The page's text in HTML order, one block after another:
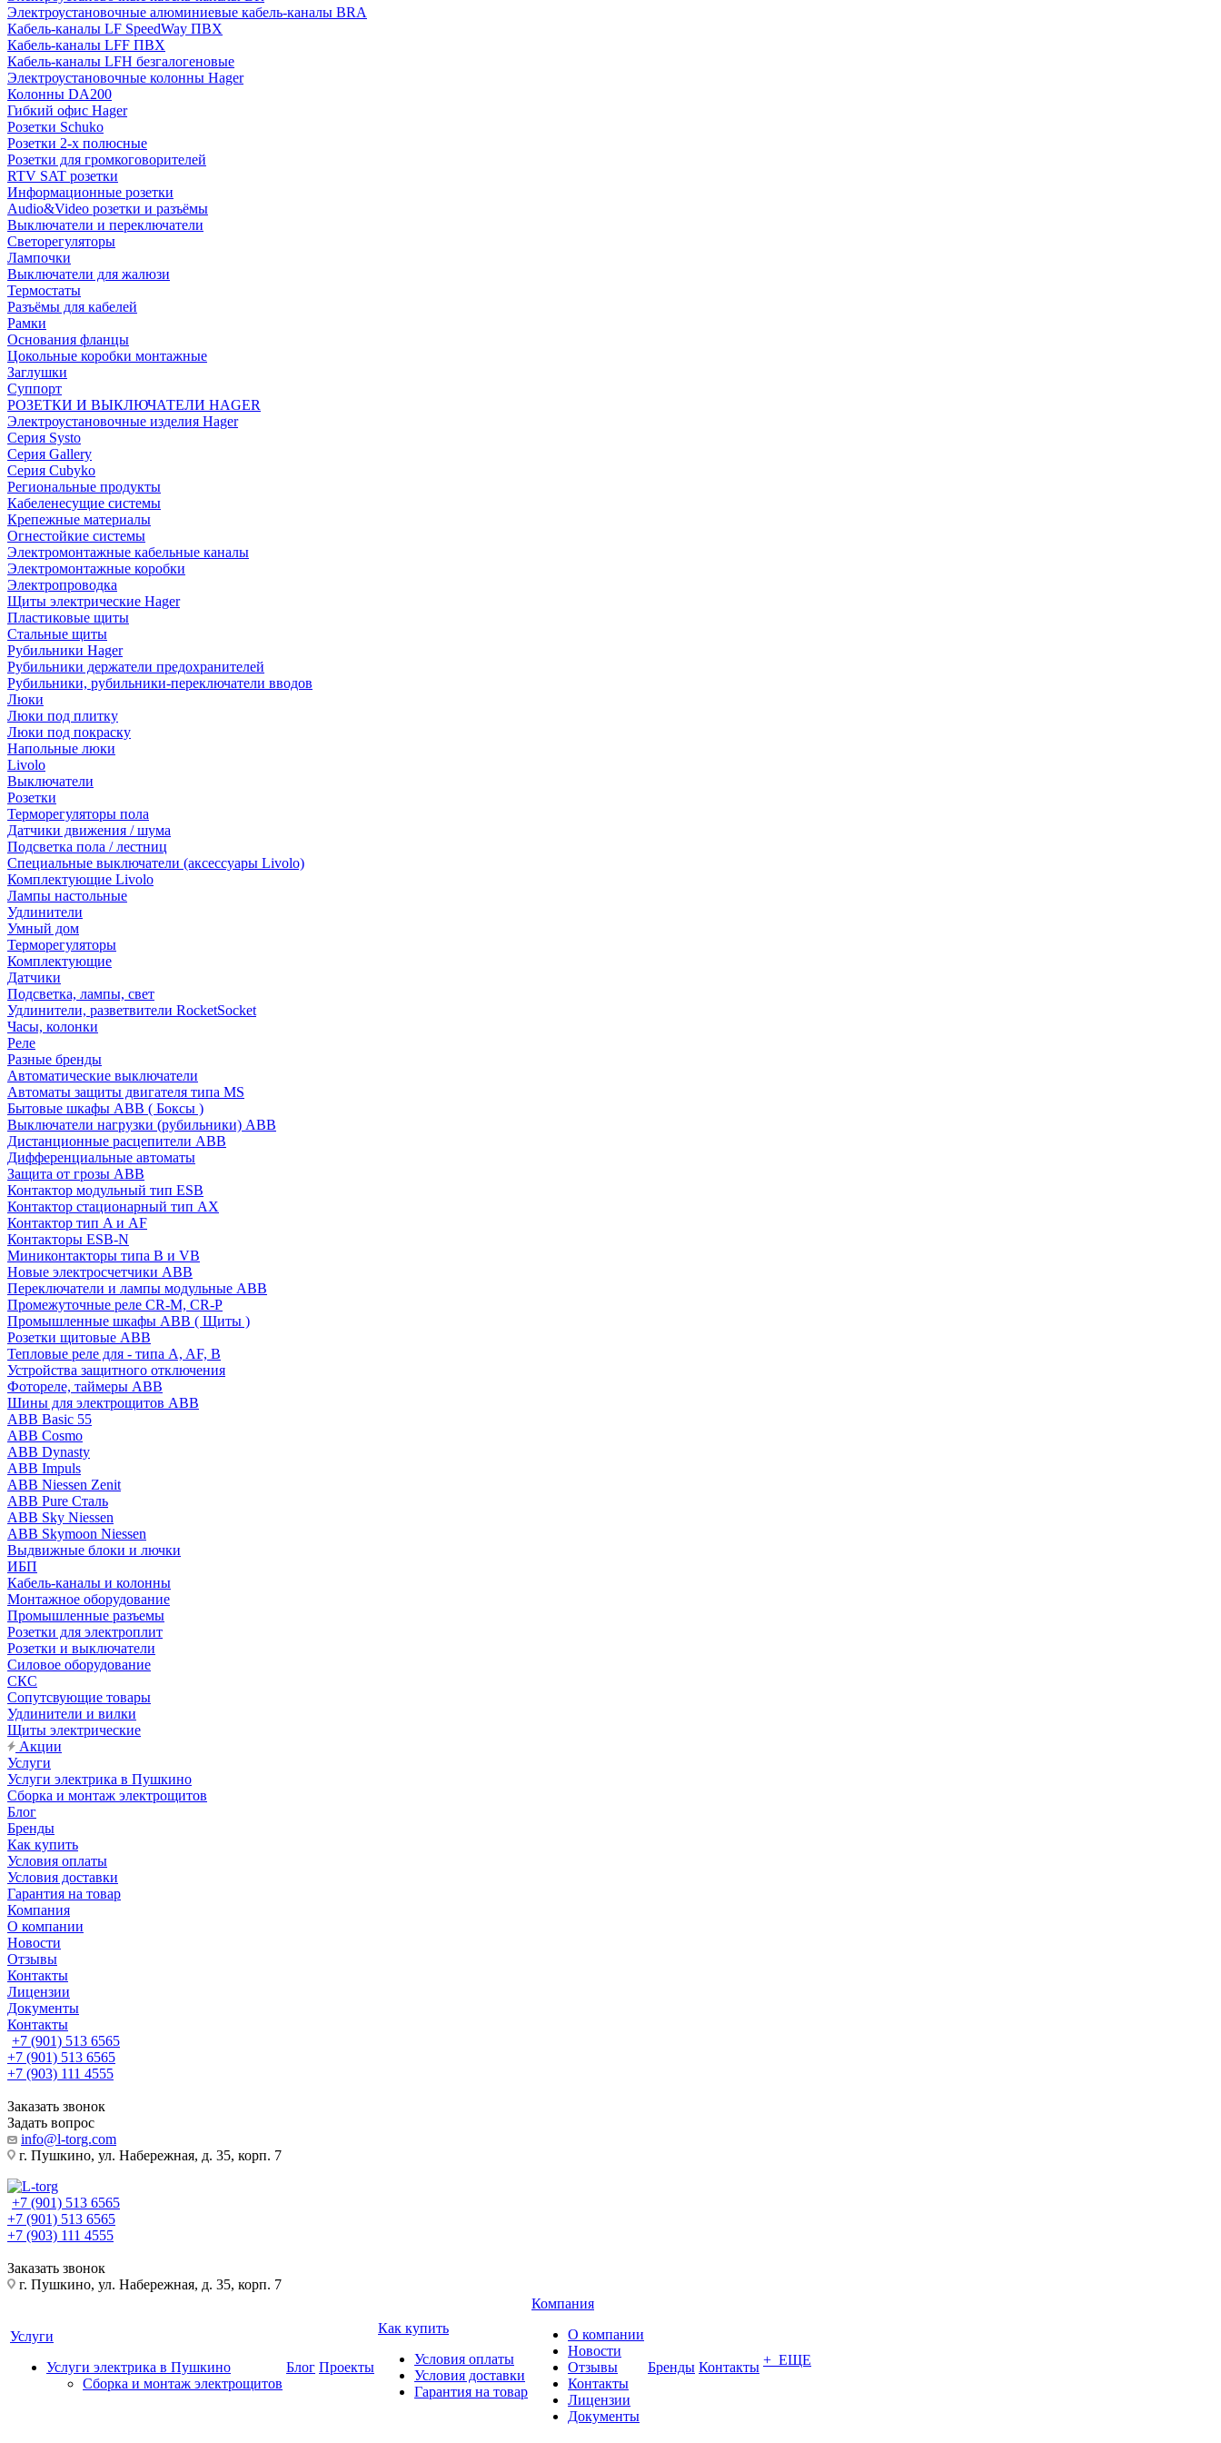
Электроустановочные алюминиевые кабель-каналы BRA
Кабель-каналы LF SpeedWay ПВХ
Кабель-каналы LFF ПВХ
Кабель-каналы LFH безгалогеновые
Электроустановочные колонны Hager
Колонны DA200
Гибкий офис Hager
Розетки Schuko
Розетки 2-х полюсные
Розетки для громкоговорителей
RTV SAT розетки
Информационные розетки
Audio&Video розетки и разъёмы
Выключатели и переключатели
Светорегуляторы
Лампочки
Выключатели для жалюзи
Термостаты
Разъёмы для кабелей
Рамки
Основания фланцы
Цокольные коробки монтажные
Заглушки
Суппорт
РОЗЕТКИ И ВЫКЛЮЧАТЕЛИ HAGER
Электроустановочные изделия Hager
Серия Systo
Серия Gallery
Серия Cubyko
Региональные продукты
Кабеленесущие системы
Крепежные материалы
Огнестойкие системы
Электромонтажные кабельные каналы
Электромонтажные коробки
Электропроводка
Щиты электрические Hager
Пластиковые щиты
Стальные щиты
Рубильники Hager
Рубильники держатели предохранителей
Рубильники, рубильники-переключатели вводов
Люки
Люки под плитку
Люки под покраску
Напольные люки
Livolo
Выключатели
Розетки
Терморегуляторы пола
Датчики движения / шума
Подсветка пола / лестниц
Специальные выключатели (аксессуары Livolo)
Комплектующие Livolo
Лампы настольные
Удлинители
Умный дом
Терморегуляторы
Комплектующие
Датчики
Подсветка, лампы, свет
Удлинители, разветвители RocketSocket
Часы, колонки
Реле
Разные бренды
Автоматические выключатели
Автоматы защиты двигателя типа MS
Бытовые шкафы ABB ( Боксы )
Выключатели нагрузки (рубильники) ABB
Дистанционные расцепители ABB
Дифференциальные автоматы
Защита от грозы ABB
Контактор модульный тип ESB
Контактор стационарный тип AX
Контактор тип A и AF
Контакторы ESB-N
Миниконтакторы типа B и VB
Новые электросчетчики ABB
Переключатели и лампы модульные ABB
Промежуточные реле CR-M, CR-P
Промышленные шкафы ABB ( Щиты )
Розетки щитовые ABB
Тепловые реле для - типа A, AF, B
Устройства защитного отключения
Фотореле, таймеры ABB
Шины для электрощитов АВВ
ABB Basic 55
ABB Cosmo
ABB Dynasty
ABB Impuls
ABB Niessen Zenit
ABB Pure Сталь
ABB Sky Niessen
ABB Skymoon Niessen
Выдвижные блоки и лючки
ИБП
Кабель-каналы и колонны
Монтажное оборудование
Промышленные разъемы
Розетки для электроплит
Розетки и выключатели
Силовое оборудование
СКС
Сопутсвующие товары
Удлинители и вилки
Щиты электрические
Акции
Услуги
Услуги электрика в Пушкино
Сборка и монтаж электрощитов
Блог
Бренды
Как купить
Условия оплаты
Условия доставки
Гарантия на товар
Компания
О компании
Новости
Отзывы
Контакты
Лицензии
Документы
Контакты
+7 (901) 513 6565
+7 (901) 513 6565
+7 (903) 111 4555
Заказать звонок
Задать вопрос
info@l-torg.com
г. Пушкино, ул. Набережная, д. 35, корп. 7
+7 (901) 513 6565
+7 (901) 513 6565
+7 (903) 111 4555
Заказать звонок
г. Пушкино, ул. Набережная, д. 35, корп. 7
Услуги
Услуги электрика в Пушкино
Сборка и монтаж электрощитов
Блог Проекты
Как купить
Условия оплаты
Условия доставки
Гарантия на товар
Компания
О компании
Новости
Отзывы
Контакты
Лицензии
Документы
Бренды Контакты + ЕЩЕ